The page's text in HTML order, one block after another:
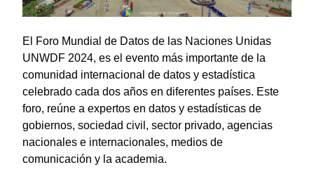
El Foro Mundial de Datos de las Naciones Unidas
UNWDF 2024, es el evento más importante de la
comunidad internacional de datos y estadística
celebrado cada dos años en diferentes países. Este
foro, reúne a expertos en datos y estadísticas de
gobiernos, sociedad civil, sector privado, agencias
nacionales e internacionales, medios de
comunicación y la academia.